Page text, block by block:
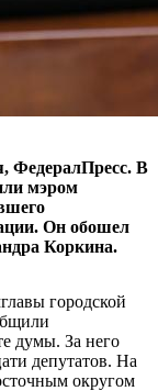
В
мэром
Он обошел
Коркина.
городской
думы. За него
депутатов. На
округом